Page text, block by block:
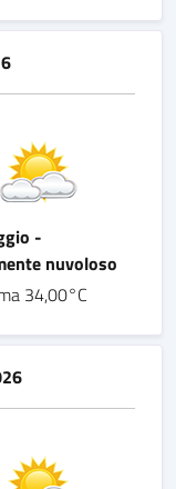
-
nuvoloso
34,00°C